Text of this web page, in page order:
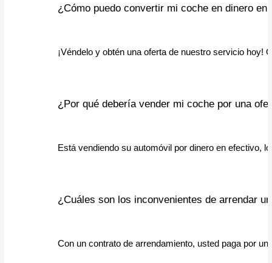
¿Cómo puedo convertir mi coche en dinero en
¡Véndelo y obtén una oferta de nuestro servicio
¿Por qué debería vender mi coche por una
Está vendiendo su automóvil por dinero en efectivo,
¿Cuáles son los inconvenientes de arrendar
Con un contrato de arrendamiento, usted paga por